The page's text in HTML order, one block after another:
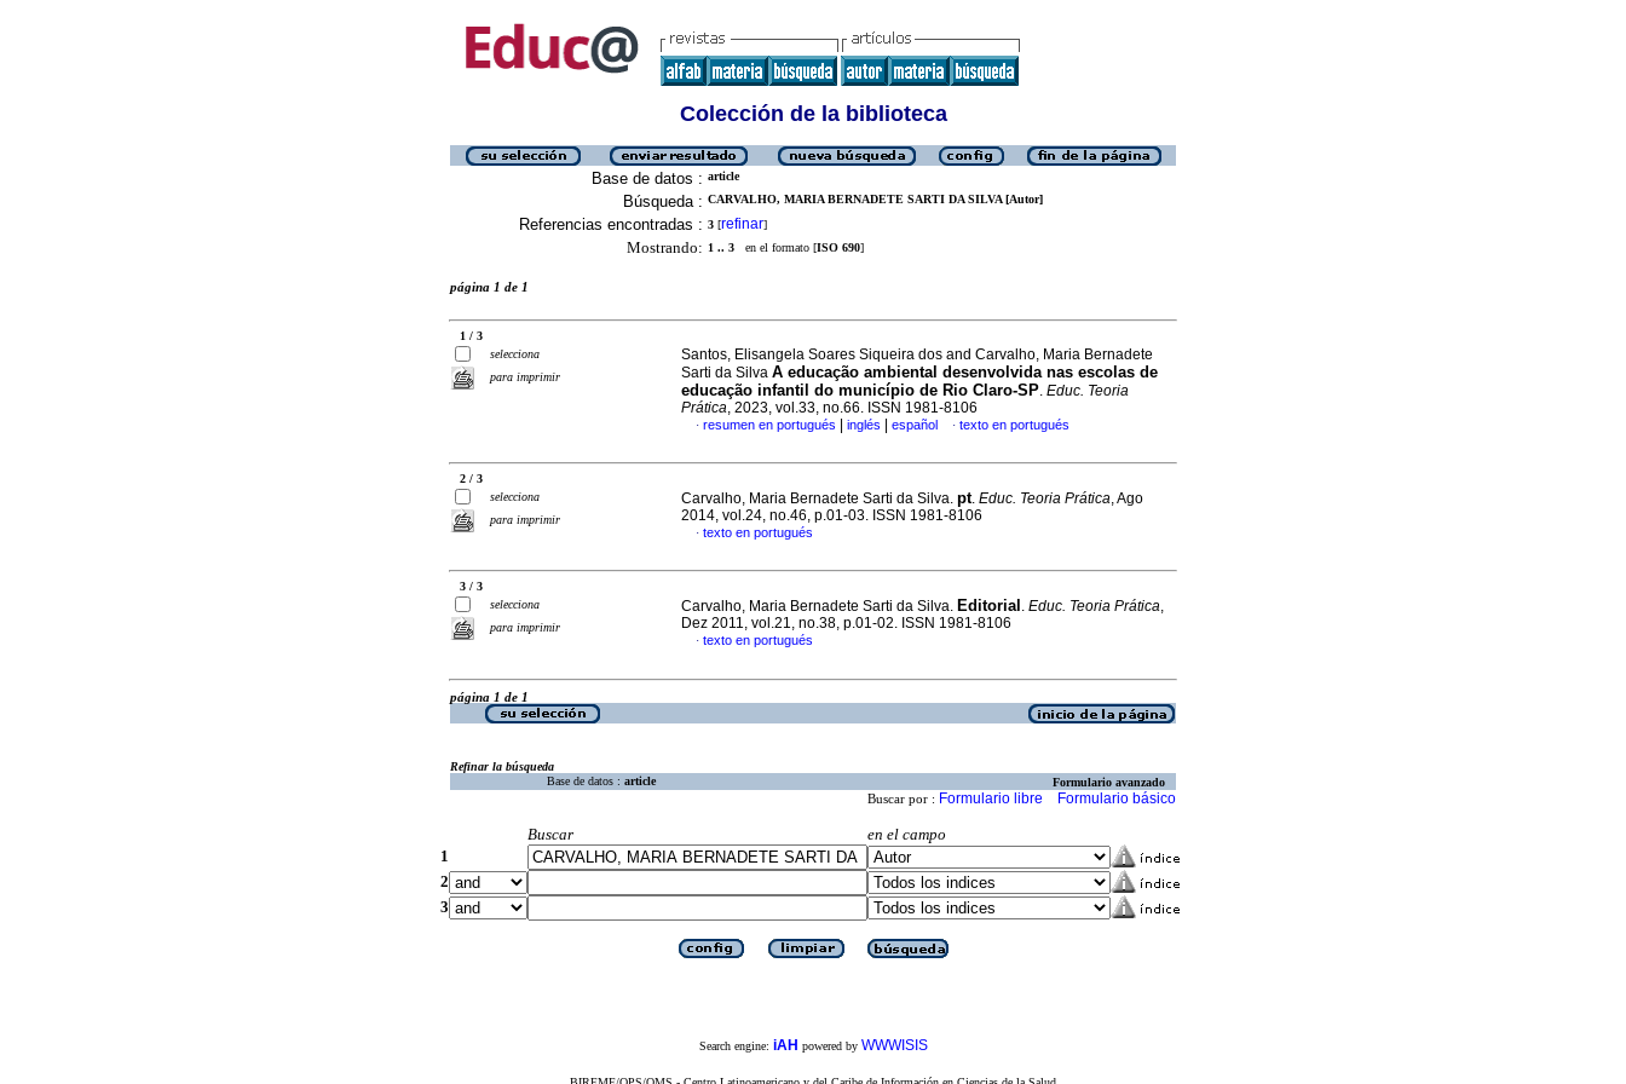
Colección de la biblioteca
Base de datos : article
Búsqueda : CARVALHO, MARIA BERNADETE SARTI DA SILVA [Autor]
Referencias encontradas : 3 [refinar]
Mostrando: 1 .. 3 en el formato [ISO 690]
página 1 de 1
1 / 3
selecciona
para imprimir
Santos, Elisangela Soares Siqueira dos and Carvalho, Maria Bernadete
Sarti da Silva A educação ambiental desenvolvida nas escolas de
educação infantil do município de Rio Claro-SP. Educ. Teoria
Prática, 2023, vol.33, no.66. ISSN 1981-8106
· resumen en portugués inglés español · texto en portugués
2 / 3
selecciona
para imprimir
Carvalho, Maria Bernadete Sarti da Silva. pt. Educ. Teoria Prática, Ago
2014, vol.24, no.46, p.01-03. ISSN 1981-8106
· texto en portugués
3 / 3
selecciona
para imprimir
Carvalho, Maria Bernadete Sarti da Silva. Editorial . Educ. Teoria Prática,
Dez 2011, vol.21, no.38, p.01-02. ISSN 1981-8106
· texto en portugués
página 1 de 1
Refinar la búsqueda
Base de datos : article Formulario avanzado
Buscar por : Formulario libre Formulario básico
Buscar
en el campo
1
2
3
Search engine: iAH powered by WWWISIS